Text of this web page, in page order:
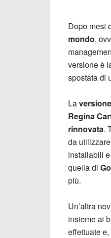
Dopo mesi
mondo,
versione è
spostata di
La
Regina
rinnovata.
da
installabili
quella di
più.
Un’altra
insieme ai
effettuate